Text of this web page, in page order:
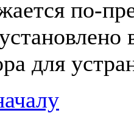
по-
для